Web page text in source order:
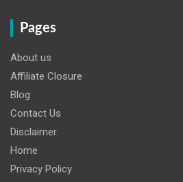
Pages
About us
Affiliate Closure
Blog
Contact Us
Disclaimer
Home
Privacy Policy